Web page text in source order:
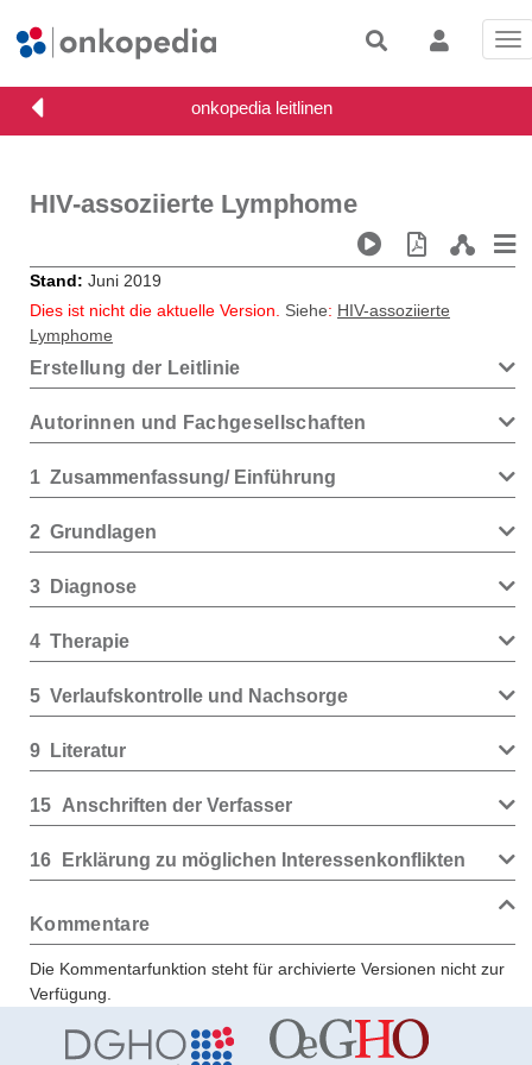
HIV-assoziierte Lymphome
Stand
Juni 2019
Dies ist nicht die aktuelle Version.
Siehe: HIV-assoziierte
Lymphome
Erstellung der Leitlinie
Autorinnen und Fachgesellschaften
1 Zusammenfassung/ Einführung
2 Grundlagen
3 Diagnose
4 Therapie
5 Verlaufskontrolle und Nachsorge
9 Literatur
15 Anschriften der Verfasser
16 Erklärung zu möglichen Interessenkonflikten
Kommentare
Die Kommentarfunktion steht für archivierte Versionen nicht zur
Verfügung.